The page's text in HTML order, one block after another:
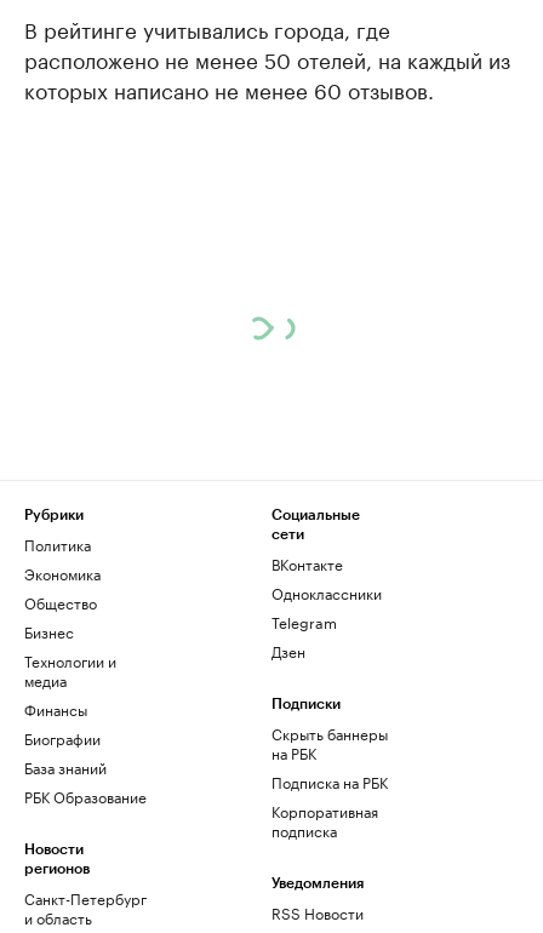
В рейтинге учитывались города, где
расположено не менее 50 отелей, на каждый из
которых написано не менее 60 отзывов.
Рубрики
Политика
Экономика
Общество
Бизнес
Технологии и
медиа
Финансы
Биографии
База знаний
РБК Образование
Новости
регионов
Санкт-Петербург
и область
Социальные
сети
ВКонтакте
Одноклассники
Telegram
Дзен
Подписки
Скрыть баннеры
на РБК
Подписка на РБК
Корпоративная
подписка
Уведомления
RSS Новости